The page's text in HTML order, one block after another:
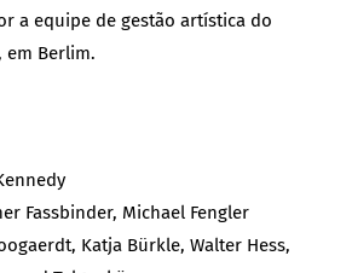
a equipe de gestão artística do
em Berlim.
Fassbinder, Michael Fengler
Katja Bürkle, Walter Hess,